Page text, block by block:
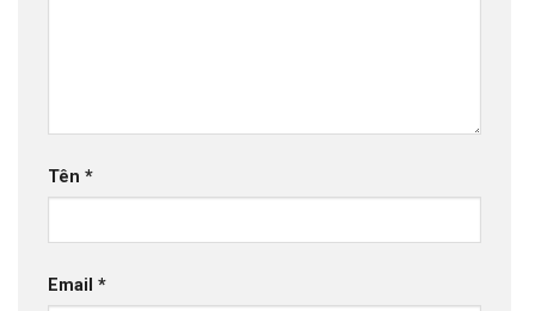
Tên *
Email *